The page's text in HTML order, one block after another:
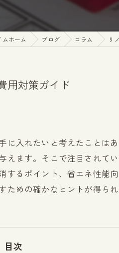
ホーム ブログ コラム リ
用対策ガイド
入れたいと考えたことは
ます。そこで注目されて
るポイント、省エネ性能
めの確かなヒントが得られ
目次